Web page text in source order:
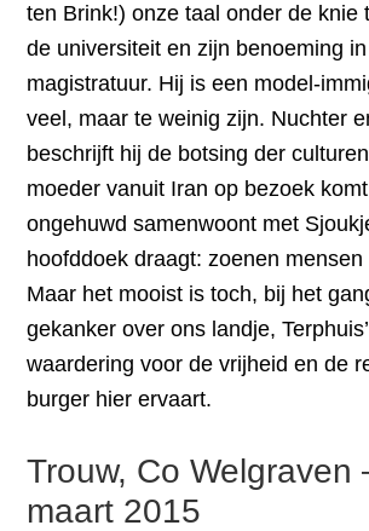
ten Brink!) onze taal onder de knie
de universiteit en zijn benoeming
magistratuur. Hij is een model-
veel, maar te weinig zijn. Nuchter
beschrijft hij de botsing der
moeder vanuit Iran op bezoek
ongehuwd samenwoont met
hoofddoek draagt: zoenen
Maar het mooist is toch, bij het
gekanker over ons landje,
waardering voor de vrijheid en de
burger hier ervaart.
Trouw, Co Welgraven
maart 2015